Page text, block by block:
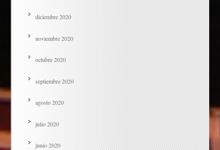
diciembre 2020
noviembre 2020
octubre 2020
septiembre 2020
agosto 2020
julio 2020
junio 2020